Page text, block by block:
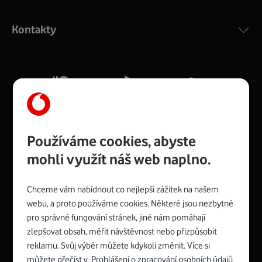
silný signál pro celou domácnost. Kompaktní rozměry 21
Více o COMPAL CH7465VF
Zyxel VMG8623-T50B:
Rozměry modemu jsou 16 x 22 x 7,5 cm (včetně stojánku)
a nabízí 4 gigabitové LAN porty a bezdrátové připojení Wi-
Spojte se s Vodafonem
Kontakty
Používáme cookies, abyste
mohli využít náš web naplno.
Chceme vám nabídnout co nejlepší zážitek na našem
webu, a proto používáme cookies. Některé jsou nezbytné
pro správné fungování stránek, jiné nám pomáhají
zlepšovat obsah, měřit návštěvnost nebo přizpůsobit
reklamu. Svůj výběr můžete kdykoli změnit. Více si
můžete přečíst v Prohlášení o zpracování osobních údajů